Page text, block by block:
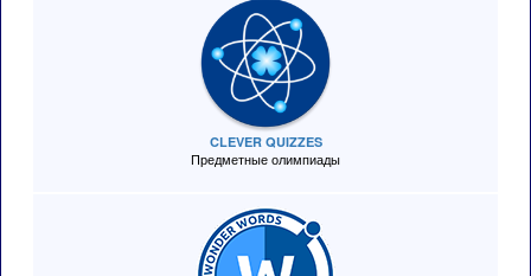
CLEVER QUIZZES
Предметные олимпиады